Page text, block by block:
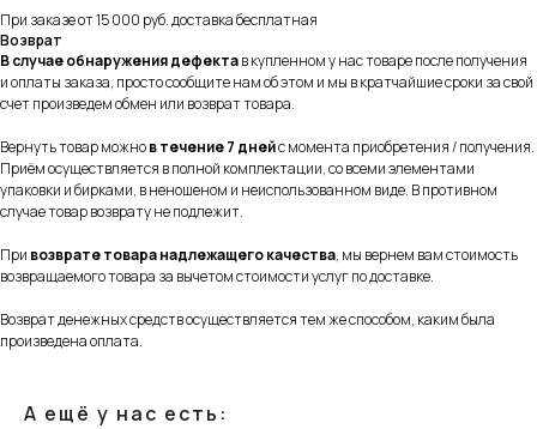
При заказе от 15 000 руб. доставка бесплатная
Возврат
В случае обнаружения дефектав купленном у нас товаре после получения
и оплаты заказа, просто сообщите нам об этом и мы в кратчайшие сроки за свой
счет произведем обмен или возврат товара.
Вернуть товар можнов течение 7 днейс момента приобретения / получения.
Приём осуществляется в полной комплектации, со всеми элементами
упаковки и бирками, в неношеном и неиспользованном виде. В противном
случае товар возврату не подлежит.
При возврате товара надлежащего качества, мы вернем вам стоимость
возвращаемого товара за вычетом стоимости услуг по доставке.
Возврат денежных средств осуществляется тем же способом, каким была
произведена оплата.
А ещё у нас есть: